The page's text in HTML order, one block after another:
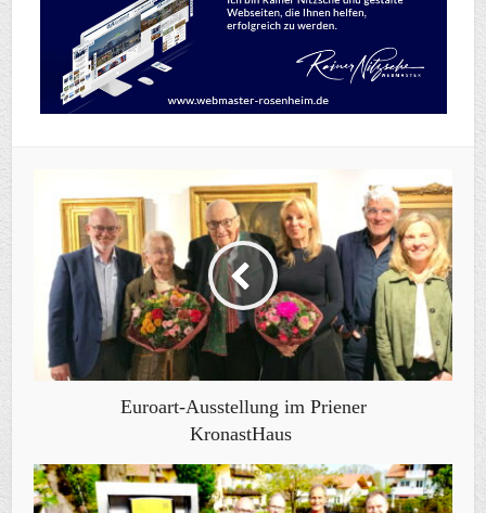
Euroart-Ausstellung im Priener
KronastHaus